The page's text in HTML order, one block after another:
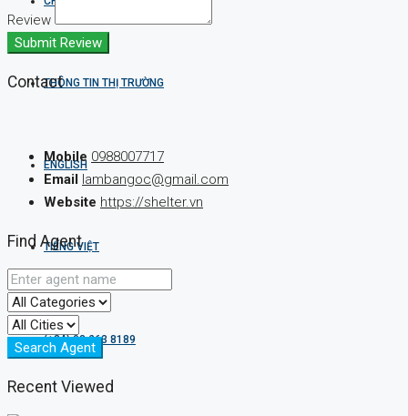
THÔNG TIN THỊ TRƯỜNG
ENGLISH
TIẾNG VIỆT
(+84) 93 263 8189
Review
Submit Review
Contact
Mobile 0988007717
Email lambangoc@gmail.com
Website https://shelter.vn
Find Agent
Search Agent
Recent Viewed